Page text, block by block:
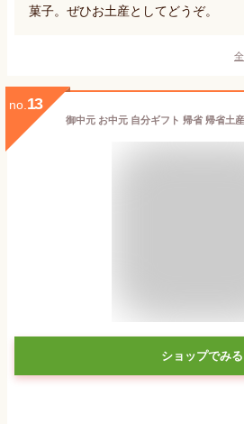
菓子。ぜひお土産としてどうぞ。
no. 13
ショップでみる